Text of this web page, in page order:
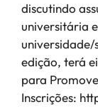
discutindo
universitária
universidade/
edição, terá
para
Inscrições: